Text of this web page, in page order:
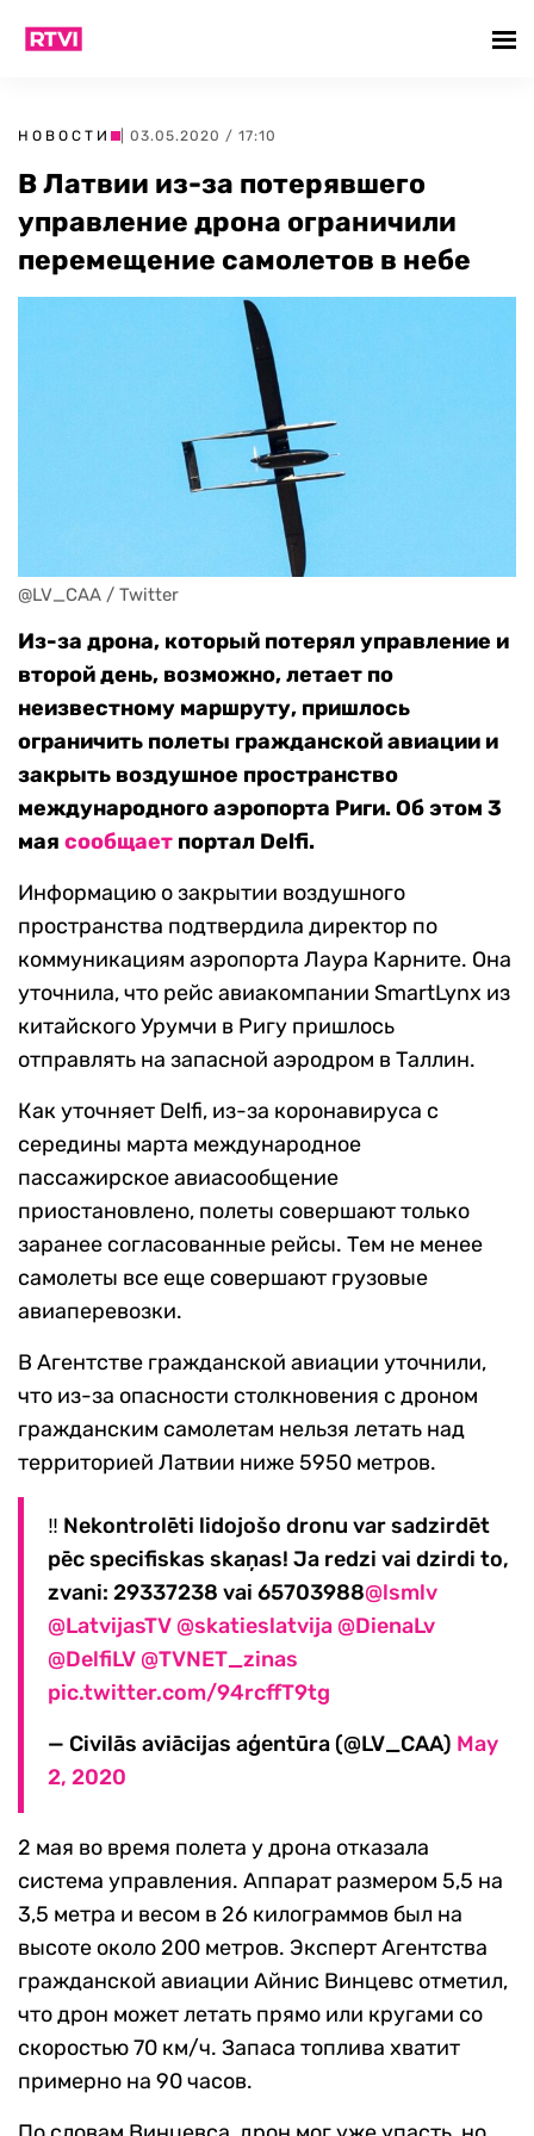
НОВОСТИ | 03.05.2020 / 17:10
В Латвии из-за потерявшего
управление дрона ограничили
перемещение самолетов в небе
@LV_CAA / Twitter
Из-за дрона, который потерял управление и
второй день, возможно, летает по
неизвестному маршруту, пришлось
ограничить полеты гражданской авиации и
закрыть воздушное пространство
международного аэропорта Риги. Об этом 3
мая сообщает портал Delfi.
Информацию о закрытии воздушного
пространства подтвердила директор по
коммуникациям аэропорта Лаура Карните. Она
уточнила, что рейс авиакомпании SmartLynx из
китайского Урумчи в Ригу пришлось
отправлять на запасной аэродром в Таллин.
Как уточняет Delfi, из-за коронавируса с
середины марта международное
пассажирское авиасообщение
приостановлено, полеты совершают только
заранее согласованные рейсы. Тем не менее
самолеты все еще совершают грузовые
авиаперевозки.
В Агентстве гражданской авиации уточнили,
что из-за опасности столкновения с дроном
гражданским самолетам нельзя летать над
территорией Латвии ниже 5950 метров.
‼ Nekontrolēti lidojošo dronu var sadzirdēt
pēc specifiskas skaņas! Ja redzi vai dzirdi to,
zvani: 29337238 vai 65703988@lsmlv
@LatvijasTV @skatieslatvija @DienaLv
@DelfiLV @TVNET_zinas
pic.twitter.com/94rcffT9tg
— Civilās aviācijas aģentūra (@LV_CAA) May
2, 2020
2 мая во время полета у дрона отказала
система управления. Аппарат размером 5,5 на
3,5 метра и весом в 26 килограммов был на
высоте около 200 метров. Эксперт Агентства
гражданской авиации Айнис Винцевс отметил,
что дрон может летать прямо или кругами со
скоростью 70 км/ч. Запаса топлива хватит
примерно на 90 часов.